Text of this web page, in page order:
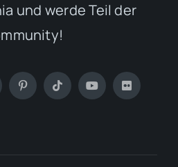
und werde Teil der